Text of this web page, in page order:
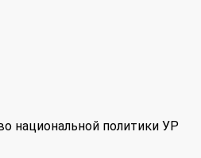
национальной политики УР